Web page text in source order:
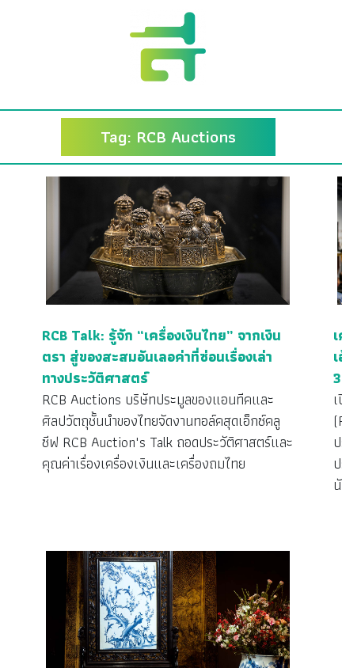
Tag: RCB Auctions
RCB Talk: รู้จัก “เครื่องเงินไทย” จากเงิน
ตรา สู่ของสะสมอันเลอค่าที่ซ่อนเรื่องเล่า
ทางประวัติศาสตร์
RCB Auctions บริษัทประมูลของแอนทีคและ
ศิลปวัตถุชั้นนำของไทยจัดงานทอล์คสุดเอ็กซ์คลู
ซีฟ RCB Auction's Talk ถอดประวัติศาสตร์และ
คุณค่าเรื่องเครื่องเงินและเครื่องถมไทย